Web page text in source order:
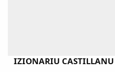
IZIONARIU CASTILLANU